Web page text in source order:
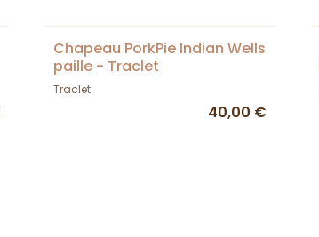
Chapeau PorkPie Indian Wells
paille - Traclet
Traclet
40,00 €